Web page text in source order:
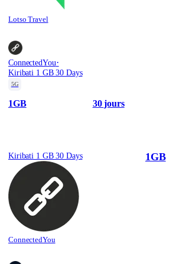
Lotso Travel
ConnectedYou·
Kiribati 1 GB 30 Days
5G
1GB 30 jours
Kiribati 1 GB 30 Days
ConnectedYou
1GB